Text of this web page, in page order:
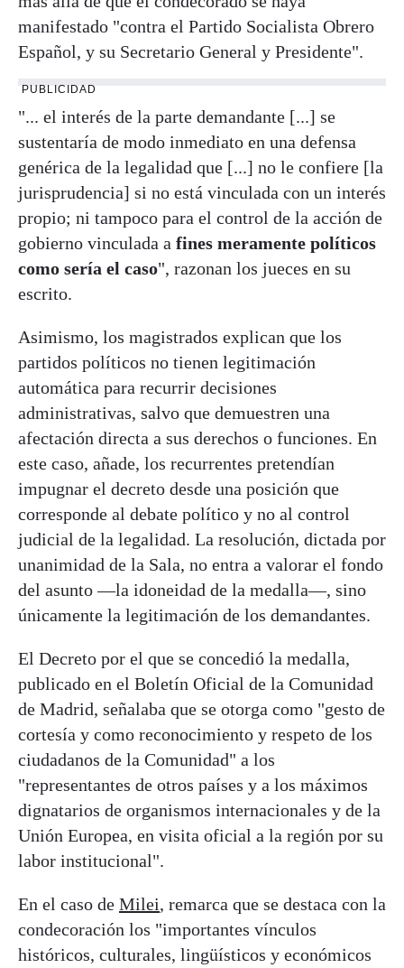
manifestado "contra el Partido Socialista Obrero
Español, y su Secretario General y Presidente".
PUBLICIDAD
"... el interés de la parte demandante [...] se
sustentaría de modo inmediato en una defensa
genérica de la legalidad que [...] no le confiere [la
jurisprudencia] si no está vinculada con un interés
propio; ni tampoco para el control de la acción de
gobierno vinculada a fines meramente políticos
como sería el caso", razonan los jueces en su
escrito.
Asimismo, los magistrados explican que los
partidos políticos no tienen legitimación
automática para recurrir decisiones
administrativas, salvo que demuestren una
afectación directa a sus derechos o funciones. En
este caso, añade, los recurrentes pretendían
impugnar el decreto desde una posición que
corresponde al debate político y no al control
judicial de la legalidad. La resolución, dictada por
unanimidad de la Sala, no entra a valorar el fondo
del asunto —la idoneidad de la medalla—, sino
únicamente la legitimación de los demandantes.
El Decreto por el que se concedió la medalla,
publicado en el Boletín Oficial de la Comunidad
de Madrid, señalaba que se otorga como "gesto de
cortesía y como reconocimiento y respeto de los
ciudadanos de la Comunidad" a los
"representantes de otros países y a los máximos
dignatarios de organismos internacionales y de la
Unión Europea, en visita oficial a la región por su
labor institucional".
En el caso de Milei, remarca que se destaca con la
condecoración los "importantes vínculos
históricos, culturales, lingüísticos y económicos